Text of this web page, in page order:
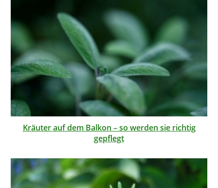
Kräuter auf dem Balkon – so werden sie richtig
gepflegt